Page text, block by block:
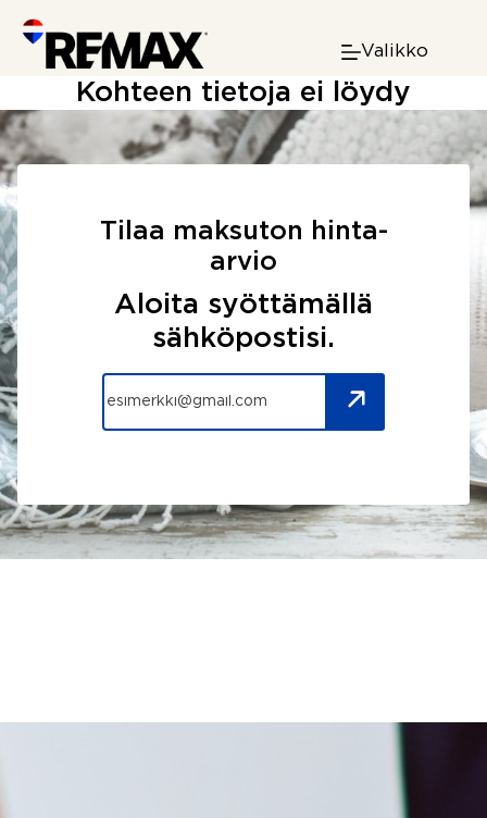
content
Valikko
Kohteen tietoja ei löydy
Tilaa maksuton hinta-
arvio
Aloita syöttämällä
sähköpostisi.